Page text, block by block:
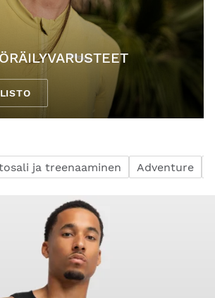
ja treenaaminen Adventure